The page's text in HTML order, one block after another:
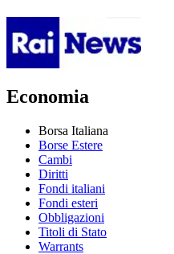
Economia
Borsa Italiana
Borse Estere
Cambi
Diritti
Fondi italiani
Fondi esteri
Obbligazioni
Titoli di Stato
Warrants